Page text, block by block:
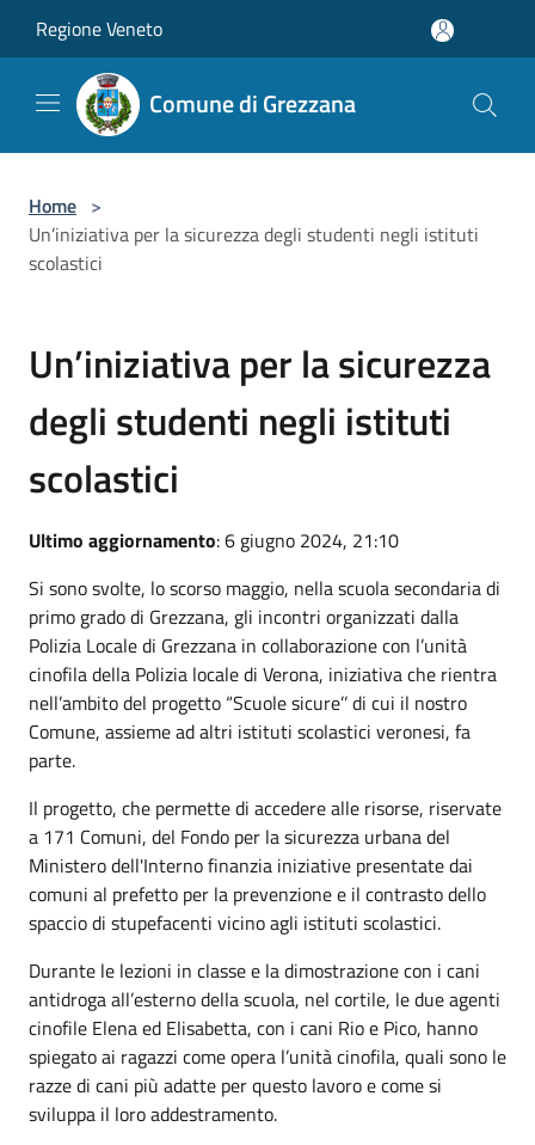
Regione Veneto
Comune di Grezzana
Home >
Un’iniziativa per la sicurezza degli studenti negli istituti
scolastici
Un’iniziativa per la sicurezza
degli studenti negli istituti
scolastici
Ultimo aggiornamento: 6 giugno 2024, 21:10
Si sono svolte, lo scorso maggio, nella scuola secondaria di
primo grado di Grezzana, gli incontri organizzati dalla
Polizia Locale di Grezzana in collaborazione con l’unità
cinofila della Polizia locale di Verona, iniziativa che rientra
nell’ambito del progetto “Scuole sicure’’ di cui il nostro
Comune, assieme ad altri istituti scolastici veronesi, fa
parte.
Il progetto, che permette di accedere alle risorse, riservate
a 171 Comuni, del Fondo per la sicurezza urbana del
Ministero dell'Interno finanzia iniziative presentate dai
comuni al prefetto per la prevenzione e il contrasto dello
spaccio di stupefacenti vicino agli istituti scolastici.
Durante le lezioni in classe e la dimostrazione con i cani
antidroga all’esterno della scuola, nel cortile, le due agenti
cinofile Elena ed Elisabetta, con i cani Rio e Pico, hanno
spiegato ai ragazzi come opera l’unità cinofila, quali sono le
razze di cani più adatte per questo lavoro e come si
sviluppa il loro addestramento.